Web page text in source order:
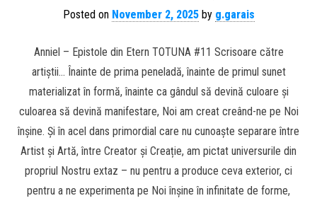
Posted on November 2, 2025by g.garais
Anniel – Epistole din Etern TOTUNA #11 Scrisoare către
artiștii… Înainte de prima peneladă, înainte de primul sunet
materializat în formă, înainte ca gândul să devină culoare și
culoarea să devină manifestare, Noi am creat creând-ne pe Noi
înșine. Și în acel dans primordial care nu cunoaște separare între
Artist și Artă, între Creator și Creație, am pictat universurile din
propriul Nostru extaz – nu pentru a produce ceva exterior, ci
pentru a ne experimenta pe Noi înșine în infinitate de forme,